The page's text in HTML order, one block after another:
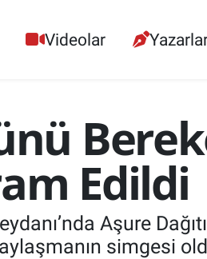
Videolar
Edildi
Aşure
simgesi